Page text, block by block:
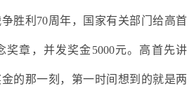
胜利70周年，国家有关部门给高首
奖章，并发奖金5000元。高首先讲
的那一刻，第一时间想到的就是两